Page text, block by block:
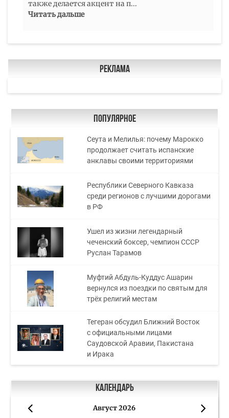
также делается акцент на п...
Читать дальше
Реклама
Популярное
Сеута и Мелилья: почему Марокко
продолжает считать испанские
анклавы своими территориями
Республики Северного Кавказа
среди регионов с лучшими дорогами
в РФ
Ушел из жизни легендарный
чеченский боксер, чемпион СССР
Руслан Тарамов
Муфтий Абдуль-Куддус Ашарин
вернулся из поездки по святым для
трёх религий местам
Тегеран обсудил Ближний Восток
с официальными лицами
Саудовской Аравии, Пакистана
и Ирака
Календарь
Август 2026